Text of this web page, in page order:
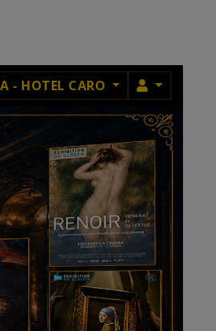
- HOTEL CARO MEMBRU